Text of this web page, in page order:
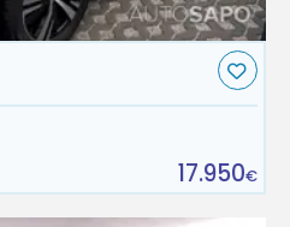
17.950€